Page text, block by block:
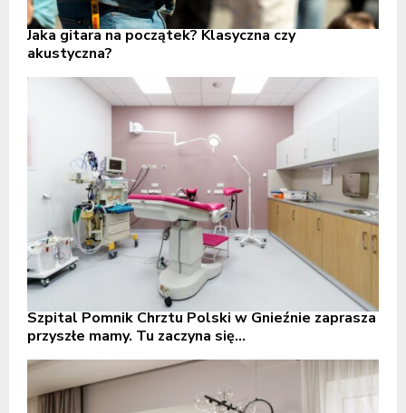
Jaka gitara na początek? Klasyczna czy
akustyczna?
Szpital Pomnik Chrztu Polski w Gnieźnie zaprasza
przyszłe mamy. Tu zaczyna się...